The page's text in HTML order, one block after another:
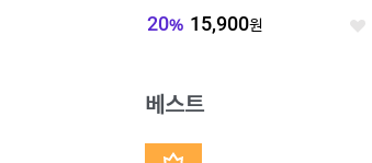
20% 15,900원 좋
베스트
1